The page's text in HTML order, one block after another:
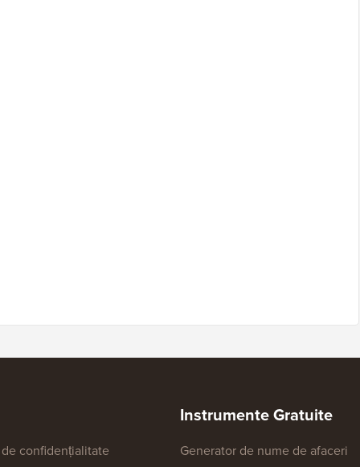
confidențialitate
Instrumente Gratuite
Generator de nume de afaceri